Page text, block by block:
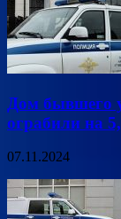
Дом бывшего
ограбили на
07.11.2024